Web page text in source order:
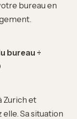
bureau en
bureau ÷
Zurich et
Sa situation